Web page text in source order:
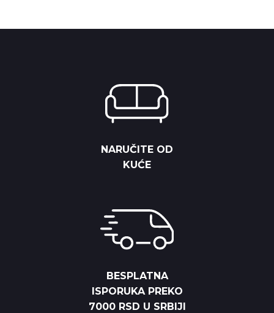
NARUČITE OD
KUĆE
BESPLATNA
ISPORUKA PREKO
7000 RSD U SRBIJI